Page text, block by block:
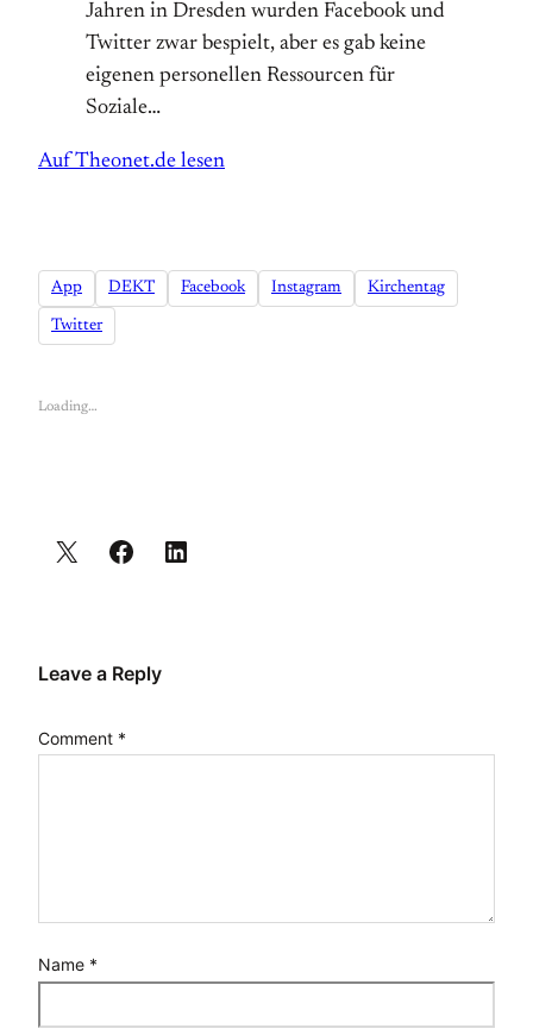
Jahren in Dresden wurden Facebook und
Twitter zwar bespielt, aber es gab keine
eigenen personellen Ressourcen für
Soziale…
Auf Theonet.de lesen
App DEKT Facebook Instagram Kirchentag
Twitter
Loading…
Leave a Reply
Comment *
Name *